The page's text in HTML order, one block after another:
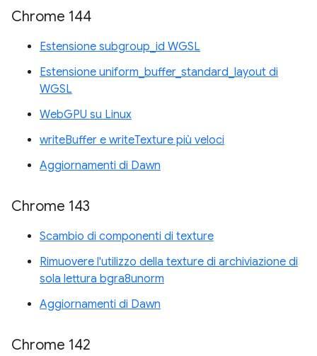
Chrome 144
Estensione subgroup_id WGSL
Estensione uniform_buffer_standard_layout di
WGSL
WebGPU su Linux
writeBuffer e writeTexture più veloci
Aggiornamenti di Dawn
Chrome 143
Scambio di componenti di texture
Rimuovere l'utilizzo della texture di archiviazione di
sola lettura bgra8unorm
Aggiornamenti di Dawn
Chrome 142